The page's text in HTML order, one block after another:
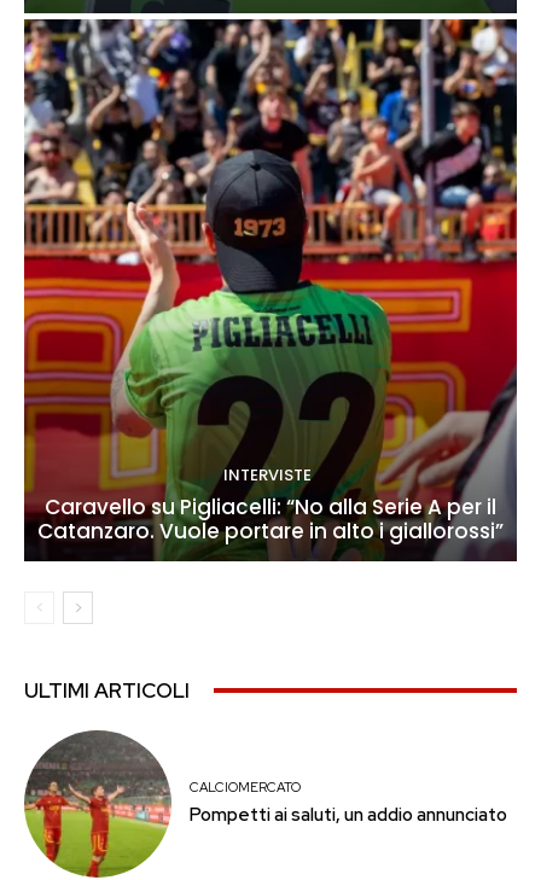
INTERVISTE
Caravello su Pigliacelli: “No alla Serie A per il
Catanzaro. Vuole portare in alto i giallorossi”
ULTIMI ARTICOLI
CALCIOMERCATO
Pompetti ai saluti, un addio annunciato